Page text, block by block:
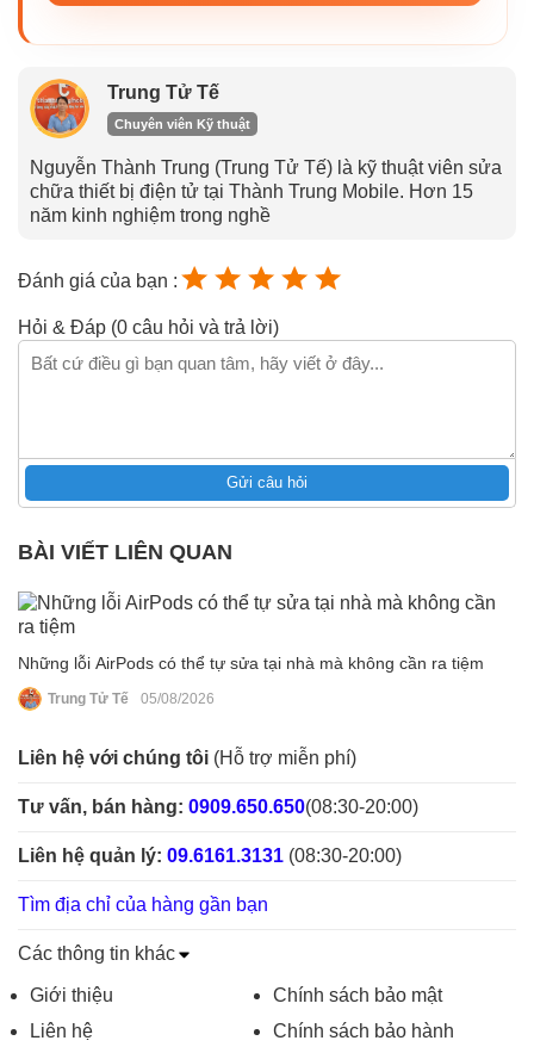
Trung Tử Tế
Chuyên viên Kỹ thuật
Nguyễn Thành Trung (Trung Tử Tế) là kỹ thuật viên sửa
chữa thiết bị điện tử tại Thành Trung Mobile. Hơn 15
năm kinh nghiệm trong nghề
Đánh giá của bạn :
Hỏi & Đáp (0 câu hỏi và trả lời)
Gửi câu hỏi
BÀI VIẾT LIÊN QUAN
Những lỗi AirPods có thể tự sửa tại nhà mà không cần ra tiệm
Trung Tử Tế 05/08/2026
Liên hệ với chúng tôi (Hỗ trợ miễn phí)
Tư vấn, bán hàng: 0909.650.650(08:30-20:00)
Liên hệ quản lý: 09.6161.3131 (08:30-20:00)
Tìm địa chỉ của hàng gần bạn
Các thông tin khác
Giới thiệu
Liên hệ
Chính sách bảo mật
Chính sách bảo hành